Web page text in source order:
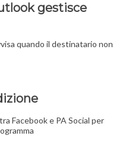
gestisce
quando il destinatario non
Facebook e PA Social per